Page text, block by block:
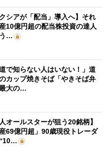
クシアが「配当」導入へ】それ
10億円超の配当株投資の達人
…
道で知らない人はいない！」道
カップ焼きそば「やきそば弁
大の…
人オールスターが狙う20銘柄】
産69億円超」90歳現役トレーダ